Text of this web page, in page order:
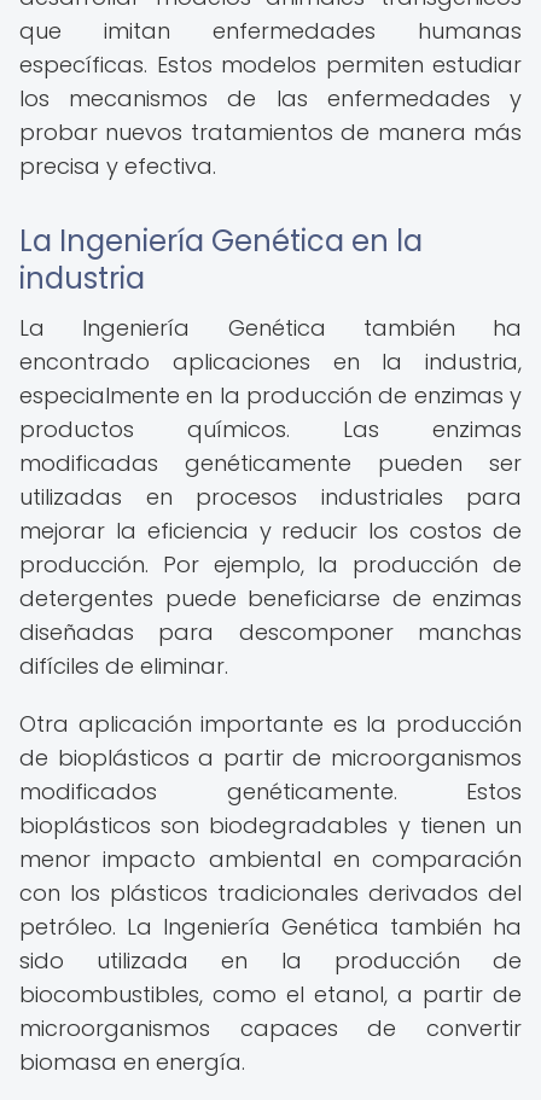
que imitan enfermedades humanas
específicas. Estos modelos permiten estudiar
los mecanismos de las enfermedades y
probar nuevos tratamientos de manera más
precisa y efectiva.
La Ingeniería Genética en la
industria
La Ingeniería Genética también ha
encontrado aplicaciones en la industria,
especialmente en la producción de enzimas y
productos químicos. Las enzimas
modificadas genéticamente pueden ser
utilizadas en procesos industriales para
mejorar la eficiencia y reducir los costos de
producción. Por ejemplo, la producción de
detergentes puede beneficiarse de enzimas
diseñadas para descomponer manchas
difíciles de eliminar.
Otra aplicación importante es la producción
de bioplásticos a partir de microorganismos
modificados genéticamente. Estos
bioplásticos son biodegradables y tienen un
menor impacto ambiental en comparación
con los plásticos tradicionales derivados del
petróleo. La Ingeniería Genética también ha
sido utilizada en la producción de
biocombustibles, como el etanol, a partir de
microorganismos capaces de convertir
biomasa en energía.